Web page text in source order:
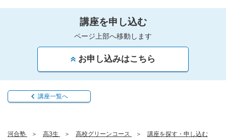
講座を申し込む
ページ上部へ移動します
お申し込みはこちら
講座一覧へ
河合塾 高3生 高校グリーンコース
講座を探す・申し込む